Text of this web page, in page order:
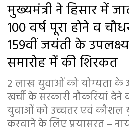
मुख्यमंत्री ने हिसार में
100 वर्ष पूरा होने व
159वीं जयंती के
समारोह में की शिरकत
2 लाख युवाओं को योग्यता के
खर्ची के सरकारी नौकरियां देने
युवाओं को उच्चतर एवं कौशल
करवाने के लिए प्रयासरत –